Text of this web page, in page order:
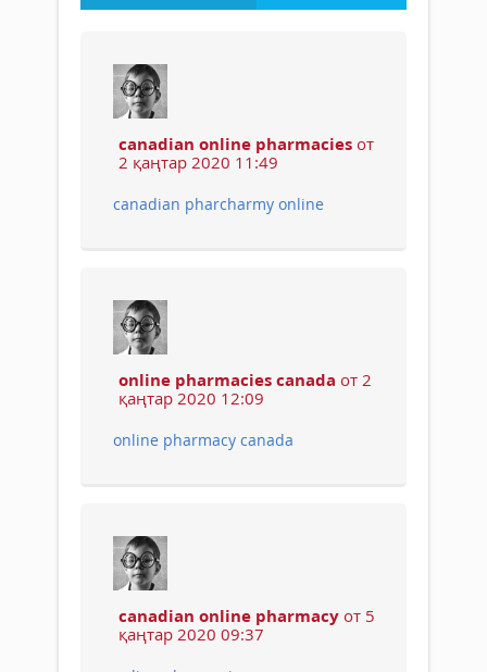
canadian online pharmacies от
2 қаңтар 2020 11:49
canadian pharcharmy online
online pharmacies canada от 2
қаңтар 2020 12:09
online pharmacy canada
canadian online pharmacy от 5
қаңтар 2020 09:37